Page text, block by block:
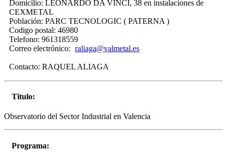
Domicilio: LEONARDO DA VINCI, 38 en instalaciones de
CEXMETAL
Población: PARC TECNOLOGIC ( PATERNA )
Codigo postal: 46980
Telefono: 961318559
Correo electrónico: raliaga@valmetal.es
Contacto: RAQUEL ALIAGA
Titulo:
Observatorio del Sector Industrial en Valencia
Programa: